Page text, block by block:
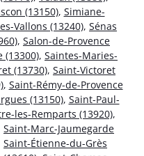
(13150), Simiane-
Vallons (13240), Sénas
, Salon-de-Provence
(13300), Saintes-Maries-
(13730), Saint-Victoret
, Saint-Rémy-de-Provence
(13150), Saint-Paul-
les-Remparts (13920),
Saint-Marc-Jaumegarde
Saint-Étienne-du-Grès